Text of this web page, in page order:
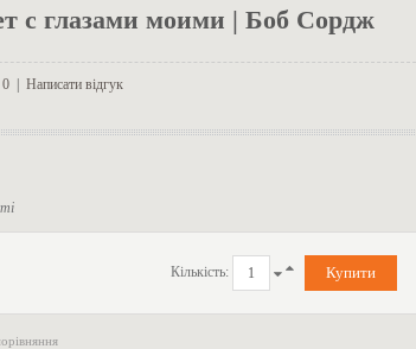
с глазами моими | Боб Сордж
0| Написати відгук
Кількість: